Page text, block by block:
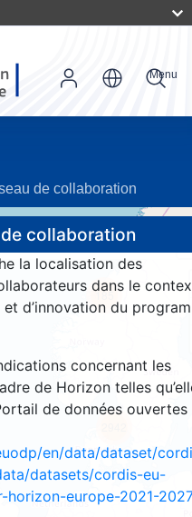
Menu
de collaboration
collaboration
la localisation des
dans le
d’innovation du
concernant les
de Horizon telles
de données ouvertes
en/data/dataset/
datasets/cordis-eu-
horizon-europe-2021-2027
185